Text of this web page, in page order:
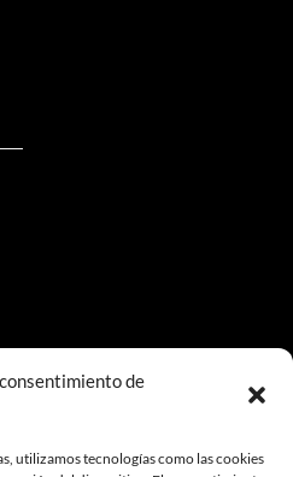
de
utilizamos tecnologías como las cookies